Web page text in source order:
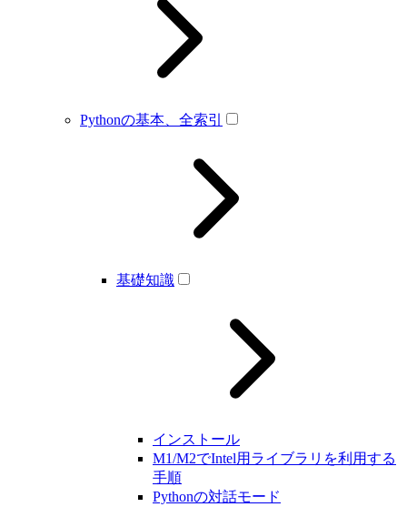
Pythonの基本、全索引
基礎知識
インストール
M1/M2でIntel用ライブラリを利用する
手順
Pythonの対話モード